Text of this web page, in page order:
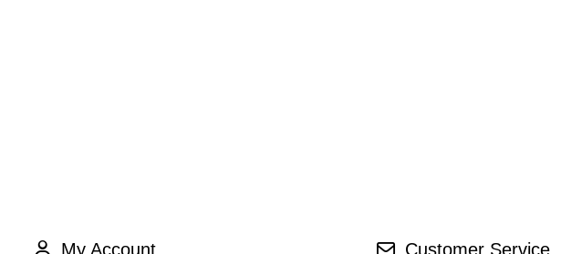
My Account Customer Service